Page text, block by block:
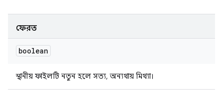
ফেরত
boolean
স্থানীয় ফাইলটি নতুন হলে সত্য, অন্যথায় মিথ্যা।